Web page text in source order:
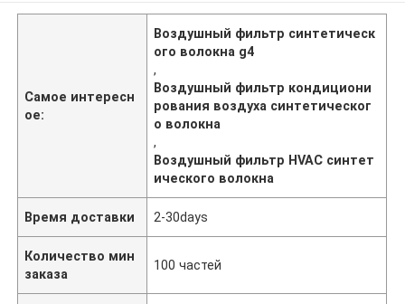
Самое интересн
ое:
Воздушный фильтр синтетическ
ого волокна g4
,
Воздушный фильтр кондициони
рования воздуха синтетическог
о волокна
,
Воздушный фильтр HVAC синтет
ического волокна
Время доставки 2-30days
Количество мин
заказа
100 частей